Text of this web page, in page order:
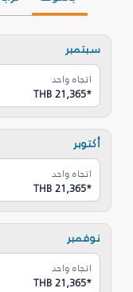
سبتمبر
اتجاه واحد
THB 21,365*
أكتوبر
اتجاه واحد
THB 21,365*
نوفمبر
اتجاه واحد
THB 21,365*